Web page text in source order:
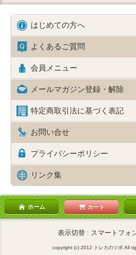
はじめての方へ
よくあるご質問
会員メニュー
メールマガジン登録・解除
特定商取引法に基づく表記
お問い合せ
プライバシーポリシー
リンク集
ホーム カート
表示切替 : スマートフォ
copyright (c) 2012 トレカのツボ All